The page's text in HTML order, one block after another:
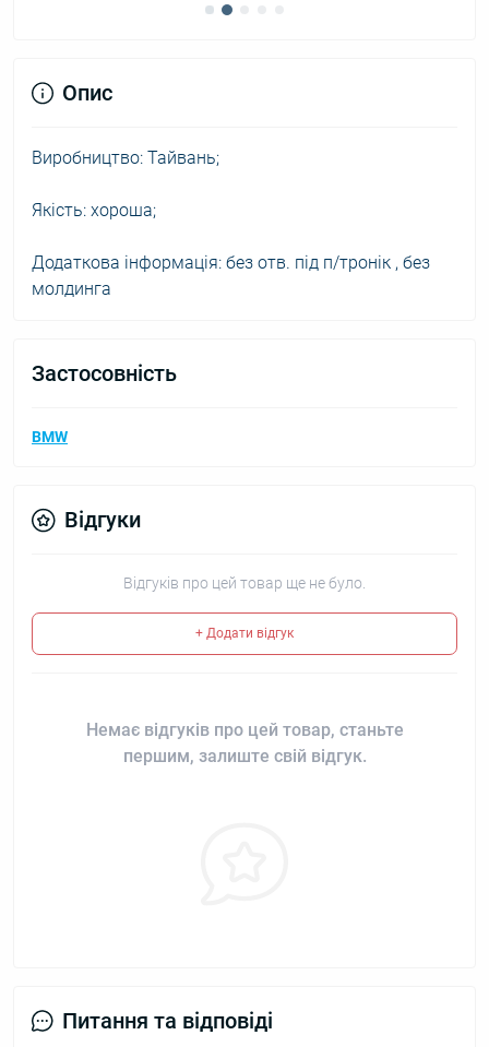
Опис
Виробництво: Тайвань;
Якість: хороша;
Додаткова інформація: без отв. під п/тронік , без
молдинга
Застосовність
BMW
Відгуки
Відгуків про цей товар ще не було.
+ Додати відгук
Немає відгуків про цей товар, станьте
першим, залиште свій відгук.
Питання та відповіді